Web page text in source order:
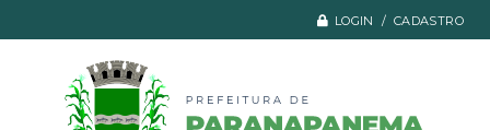
LOGIN / CADASTRO